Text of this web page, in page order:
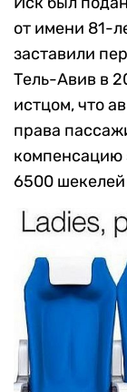
от имени 81-
заставили
Тель-Авив в
истцом, что
права
компенсацию
6500 шекелей